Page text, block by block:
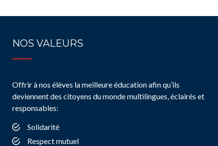
NOS VALEURS
Offrir à nos élèves la meilleure éducation afin qu’ils
deviennent des citoyens du monde multilingues, éclairés et
responsables:
Solidarité
Respect mutuel